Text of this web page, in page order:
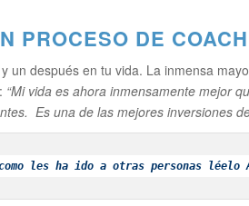
PROCESO DE
un después en tu vida. La inmensa
“Mi vida es ahora inmensamente mejor
Es una de las mejores inversiones
les ha ido a otras personas léelo